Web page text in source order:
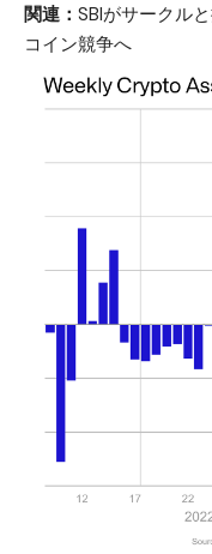
関連： SBIがサークル
コイン競争へ